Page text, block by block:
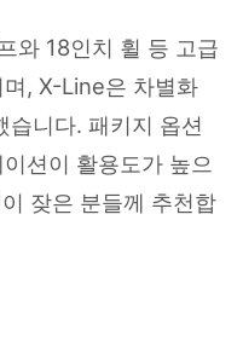
와 18인치 휠 등 고급
, X-Line은 차별화
습니다. 패키지 옵션
션이 활용도가 높으
잦은 분들께 추천합